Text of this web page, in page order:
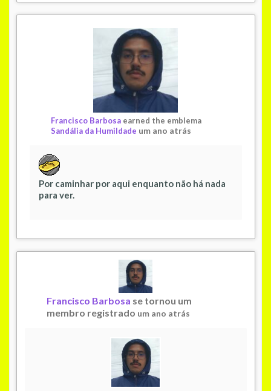
Francisco Barbosaearned the emblema
Sandália da Humildade um ano atrás
Por caminhar por aqui enquanto não há nada
para ver.
Francisco Barbosa se tornou um
membro registrado um ano atrás